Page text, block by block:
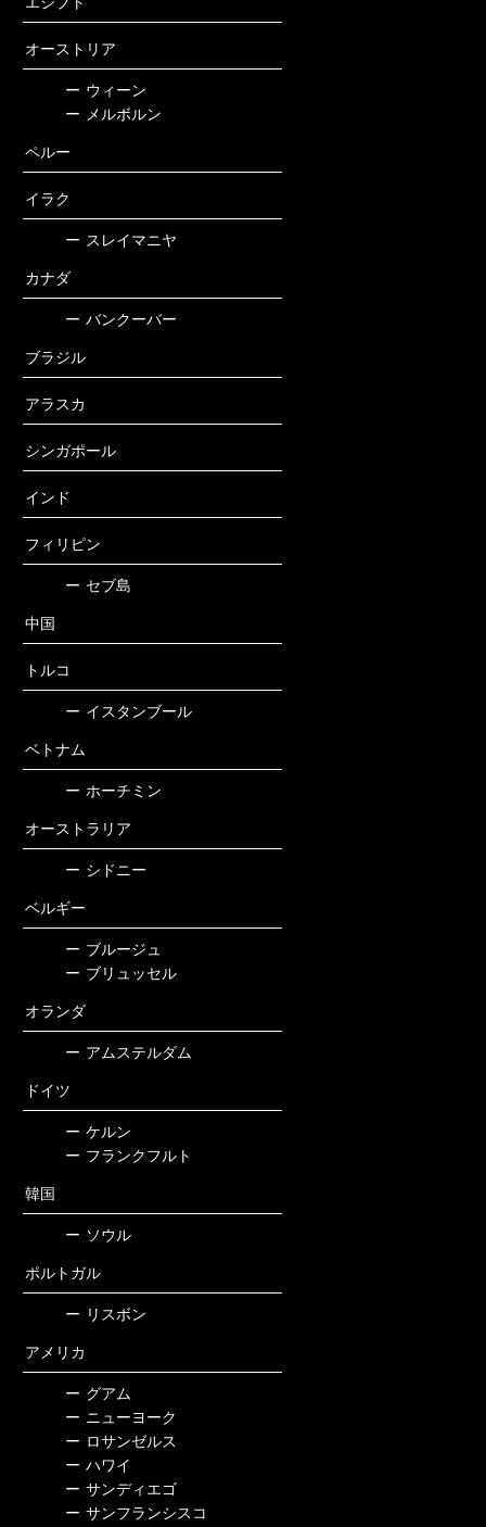
オーストリア
ー ウィーン
ー
メルボルン
ペルー
イラク
ー スレイマニヤ
カナダ
ー バンクーバー
ブラジル
アラスカ
シンガポール
インド
フィリピン
ー セブ島
中国
トルコ
ー イスタンブール
ベトナム
ー ホーチミン
オーストラリア
ー シドニー
ベルギー
ー ブルージュ
ー ブリュッセル
オランダ
ー アムステルダム
ドイツ
ー ケルン
ー フランクフルト
韓国
ー ソウル
ポルトガル
ー リスボン
アメリカ
ー グアム
ー ニューヨーク
ー ロサンゼルス
ー ハワイ
ー サンディエゴ
ー サンフランシスコ